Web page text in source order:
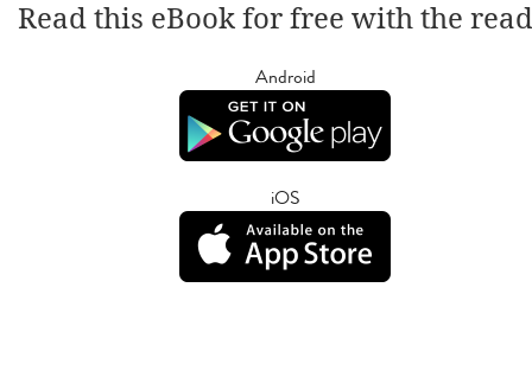
Read this eBook for free with the
Android
iOS